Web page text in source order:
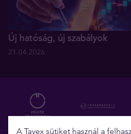
Új hatóság, új szabályok
21.04.2026
A Tavex sütiket használ a